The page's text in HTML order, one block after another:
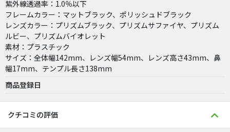
紫外線透過率：1.0％以下
フレームカラー：マットブラック、ポリッシュドブラック
レンズカラー：プリズムブラック、プリズムサファイヤ、プリズム
ルビー、プリズムバイオレット
素材：プラスチック
サイズ：全体幅142mm、レンズ幅54mm、レンズ高さ43mm、鼻
幅17mm、テンプル長さ138mm
商品登録日
クチコミの評価